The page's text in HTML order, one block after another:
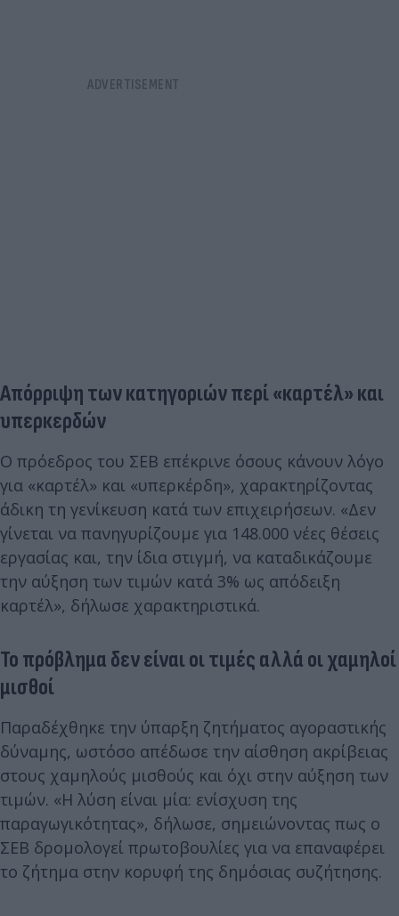
Απόρριψη των κατηγοριών περί «καρτέλ» και
υπερκερδών
Ο πρόεδρος του ΣΕΒ επέκρινε όσους κάνουν λόγο
για «καρτέλ» και «υπερκέρδη», χαρακτηρίζοντας
άδικη τη γενίκευση κατά των επιχειρήσεων. «Δεν
γίνεται να πανηγυρίζουμε για 148.000 νέες θέσεις
εργασίας και, την ίδια στιγμή, να καταδικάζουμε
την αύξηση των τιμών κατά 3% ως απόδειξη
καρτέλ», δήλωσε χαρακτηριστικά.
Το πρόβλημα δεν είναι οι τιμές αλλά οι χαμηλοί
μισθοί
Παραδέχθηκε την ύπαρξη ζητήματος αγοραστικής
δύναμης, ωστόσο απέδωσε την αίσθηση ακρίβειας
στους χαμηλούς μισθούς και όχι στην αύξηση των
τιμών. «Η λύση είναι μία: ενίσχυση της
παραγωγικότητας», δήλωσε, σημειώνοντας πως ο
ΣΕΒ δρομολογεί πρωτοβουλίες για να επαναφέρει
το ζήτημα στην κορυφή της δημόσιας συζήτησης.